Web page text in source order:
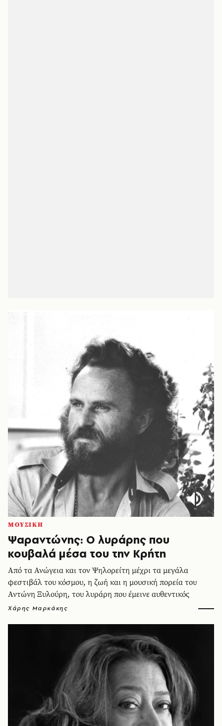
ΜΟΥΣΙΚΗ
Ψαραντώνης: Ο λυράρης που
κουβαλά μέσα του την Κρήτη
Από τα Ανώγεια και τον Ψηλορείτη μέχρι τα μεγάλα
φεστιβάλ του κόσμου, η ζωή και η μουσική πορεία του
Αντώνη Ξυλούρη, του λυράρη που έμεινε αυθεντικός
Χάρης Μαρκάκης